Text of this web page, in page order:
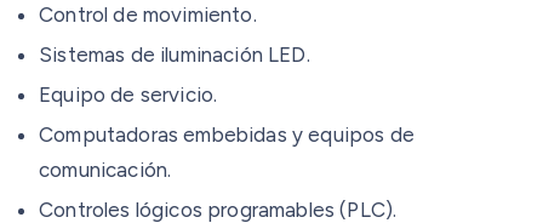
Control de movimiento.
Sistemas de iluminación LED.
Equipo de servicio.
Computadoras embebidas y equipos de
comunicación.
Controles lógicos programables (PLC).